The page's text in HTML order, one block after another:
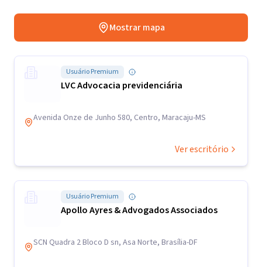
Mostrar mapa
Usuário Premium
LVC Advocacia previdenciária
Avenida Onze de Junho 580, Centro, Maracaju-MS
Ver escritório
Usuário Premium
Apollo Ayres & Advogados Associados
SCN Quadra 2 Bloco D sn, Asa Norte, Brasília-DF